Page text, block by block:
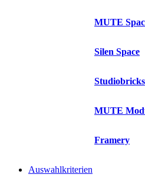
MUTE
Silen Space
Studiobricks
MUTE
Framery
Auswahlkriterien